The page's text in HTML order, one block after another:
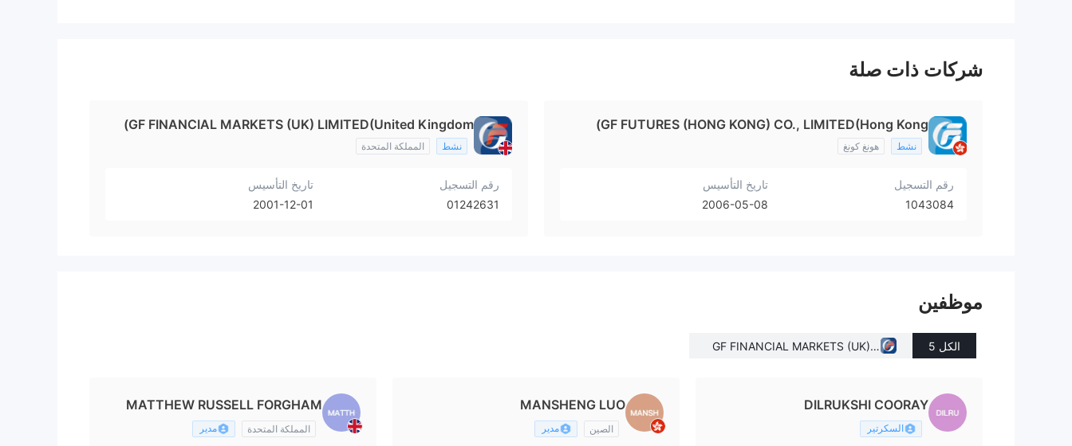
شركات ذات صلة
GF FUTURES (HONG KONG) CO., LIMITED(Hong Kong)
نشط هونغ كونغ
رقم التسجيل
1043084
تاريخ التأسيس
2006-05-08
GF FINANCIAL MARKETS (UK) LIMITED(United Kingdom)
نشط المملكة المتحدة
رقم التسجيل
01242631
تاريخ التأسيس
2001-12-01
موظفين
الكل 5
GF FINANCIAL MARKETS (UK) L
DILRUKSHI COORAY
السكرتير
MANSHENG LUO
الصين مدير
MATTHEW RUSSELL FORGHAM
المملكة المتحدة مدير